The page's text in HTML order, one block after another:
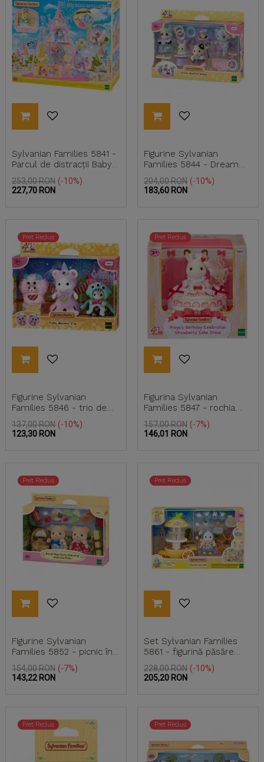
Sylvanian Families 5841 -
Parcul de distracții Baby
Dream și...
Pret
de
253,00 RON -10%
227,70 RON
Figurine Sylvanian
Families 5844 - Dream
Showtime Babies
Pret
de
204,00 RON -10%
183,60 RON
Pret Redus
Figurine Sylvanian
Families 5846 - trio de
monștri amuzanți
Pret
de
137,00 RON -10%
123,30 RON
Pret Redus
Figurina Sylvanian
Families 5847 - rochia
magică cu tort de
căpșuni...
Pret
de
157,00 RON -7%
146,01 RON
Pret Redus
Figurine Sylvanian
Families 5852 - picnic în
familie cu frații Biscuit
Pret
de
154,00 RON -7%
143,22 RON
Pret Redus
Set Sylvanian Families
5861 - figurină păsăre
Citrus și stand de...
Pret
de
228,00 RON -10%
205,20 RON
Pret Redus Pret Redus